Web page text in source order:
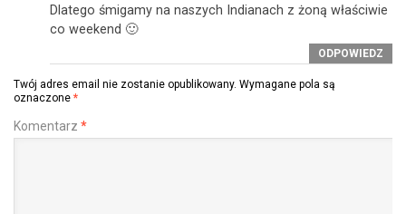
Dlatego śmigamy na naszych Indianach z żoną właściwie
co weekend 🙂
ODPOWIEDZ
Twój adres email nie zostanie opublikowany. Wymagane pola są
oznaczone *
Komentarz *